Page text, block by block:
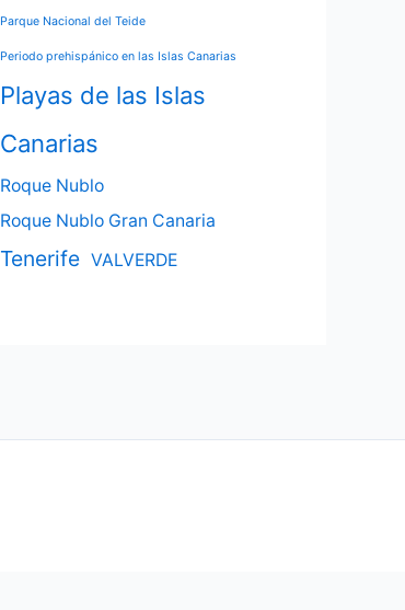
Parque Nacional del Teide
Periodo prehispánico en las Islas Canarias
Playas de las Islas
Canarias
Roque Nublo
Roque Nublo Gran Canaria
Tenerife VALVERDE